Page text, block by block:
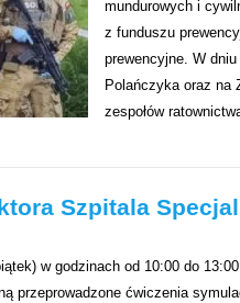
mundurowych i
z funduszu
prewencyjne. W
Polańczyka oraz na
zespołów
Szpitala
w godzinach od 10:00 do
przeprowadzone ćwiczenia